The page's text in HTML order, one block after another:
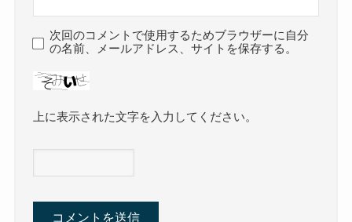
次回のコメントで使用するためブラウザーに自分
の名前、メールアドレス、サイトを保存する。
上に表示された文字を入力してください。